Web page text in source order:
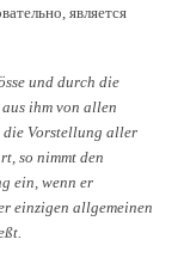
является
und durch die
ihm von allen
die Vorstellung aller
so nimmt den
ein, wenn er
einzigen allgemeinen